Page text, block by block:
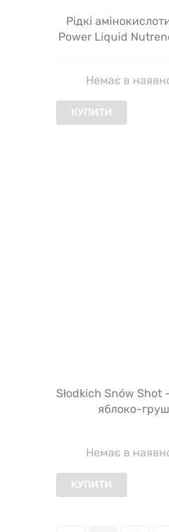
Рідкі
Power Liquid
Немає в
КУПИТИ
Słodkich Snów Shot
яблоко-
Немає в
КУПИТИ